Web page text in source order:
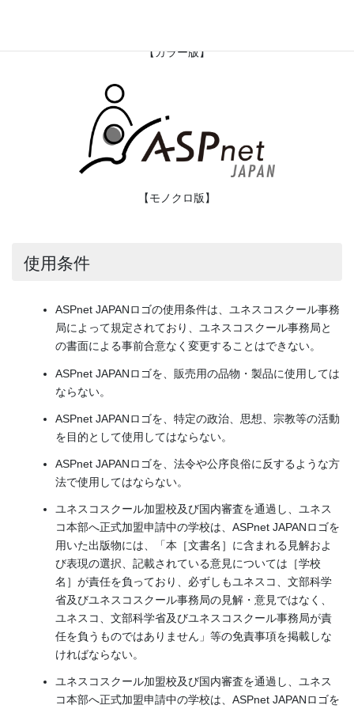
【カラー版】
【モノクロ版】
使用条件
ASPnet JAPANロゴの使用条件は、ユネスコスクール事務
局によって規定されており、ユネスコスクール事務局と
の書面による事前合意なく変更することはできない。
ASPnet JAPANロゴを、販売用の品物・製品に使用しては
ならない。
ASPnet JAPANロゴを、特定の政治、思想、宗教等の活動
を目的として使用してはならない。
ASPnet JAPANロゴを、法令や公序良俗に反するような方
法で使用してはならない。
ユネスコスクール加盟校及び国内審査を通過し、ユネス
コ本部へ正式加盟申請中の学校は、ASPnet JAPANロゴを
用いた出版物には、「本［文書名］に含まれる見解およ
び表現の選択、記載されている意見については［学校
名］が責任を負っており、必ずしもユネスコ、文部科学
省及びユネスコスクール事務局の見解・意見ではなく、
ユネスコ、文部科学省及びユネスコスクール事務局が責
任を負うものではありません」等の免責事項を掲載しな
ければならない。
ユネスコスクール加盟校及び国内審査を通過し、ユネス
コ本部へ正式加盟申請中の学校は、ASPnet JAPANロゴを